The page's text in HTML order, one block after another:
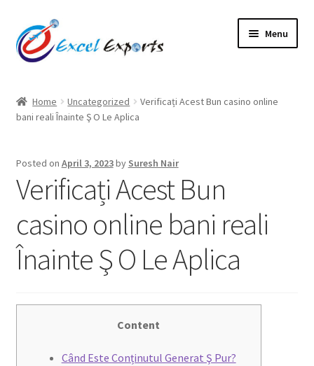
Skip
to
navigation
Skip
to
content
Menu
About Us
Account
Antique Leather Cords
Braided Leather Cords
Cart
Checkout
Home Uncategorized
Verificați Acest Bun casino online
bani reali Înainte Ş O Le Aplica
Posted on April 3, 2023by Suresh Nair
Verificați Acest Bun
casino online bani reali
Înainte Ş O Le Aplica
Content
Când Este Conținutul Generat Ş Pur?